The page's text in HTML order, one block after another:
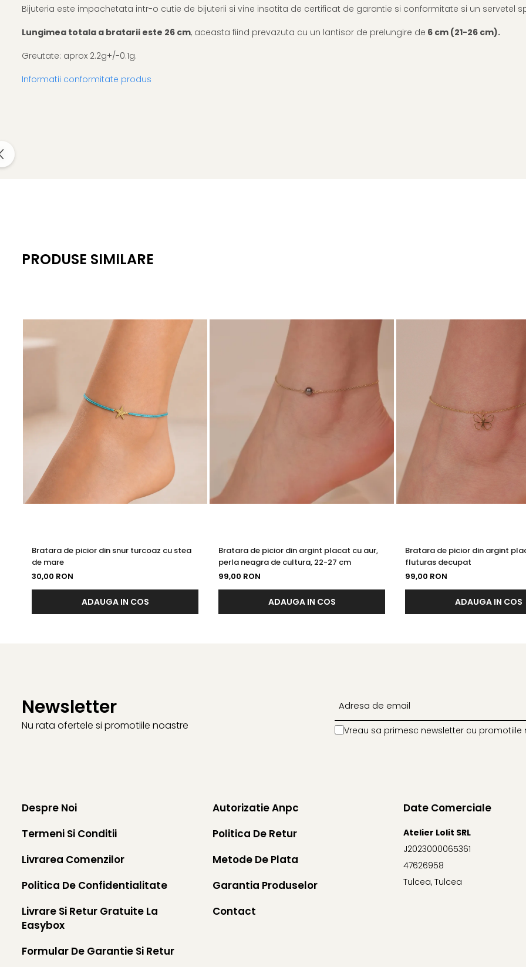
Bijuteria este impachetata intr-o cutie de bijuterii si vine insotita de certificat de garantie si conformitate si un servetel
Lungimea totala a bratarii este 26 cm, aceasta fiind prevazuta cu un lantisor de prelungire de 6 cm (21-26 cm).
Greutate: aprox 2.2g+/-0.1g.
Informatii conformitate produs
PRODUSE SIMILARE
Bratara de picior din snur turcoaz cu stea
de mare
30,00 RON
ADAUGA IN COS
Bratara de picior din argint placat cu aur,
perla neagra de cultura, 22-27 cm
99,00 RON
ADAUGA IN COS
Bratara de picior din argint
fluturas decupat
99,00 RON
ADAUGA IN COS
Newsletter
Nu rata ofertele si promotiile noastre Vreau sa primesc newsletter cu
Despre Noi
Termeni Si Conditii
Livrarea Comenzilor
Politica De Confidentialitate
Livrare Si Retur Gratuite La
Easybox
Formular De Garantie Si Retur
Autorizatie Anpc
Politica De Retur
Metode De Plata
Garantia Produselor
Contact
Date Comerciale
Atelier Lolit SRL
J2023000065361
47626958
Tulcea, Tulcea